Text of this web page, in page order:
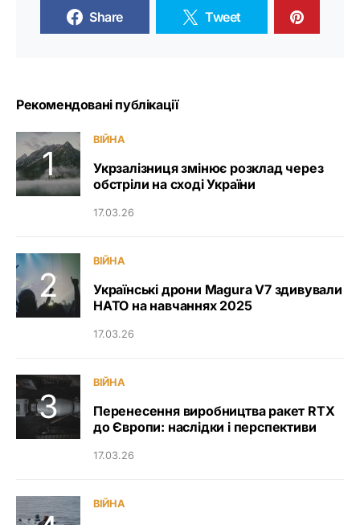
Share Tweet
Рекомендовані публікації
ВІЙНА
Укрзалізниця змінює розклад через
обстріли на сході України
17.03.26
ВІЙНА
Українські дрони Magura V7 здивували
НАТО на навчаннях 2025
17.03.26
ВІЙНА
Перенесення виробництва ракет RTX
до Європи: наслідки і перспективи
17.03.26
ВІЙНА